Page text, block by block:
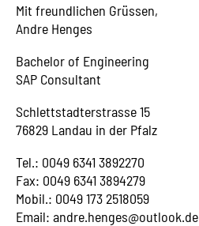
Mit freundlichen Grüssen,
Andre Henges
Bachelor of Engineering
SAP Consultant
Schlettstadterstrasse 15
76829 Landau in der Pfalz
Tel.: 0049 6341 3892270
Fax: 0049 6341 3894279
Mobil.: 0049 173 2518059
Email: andre.henges@outlook.de